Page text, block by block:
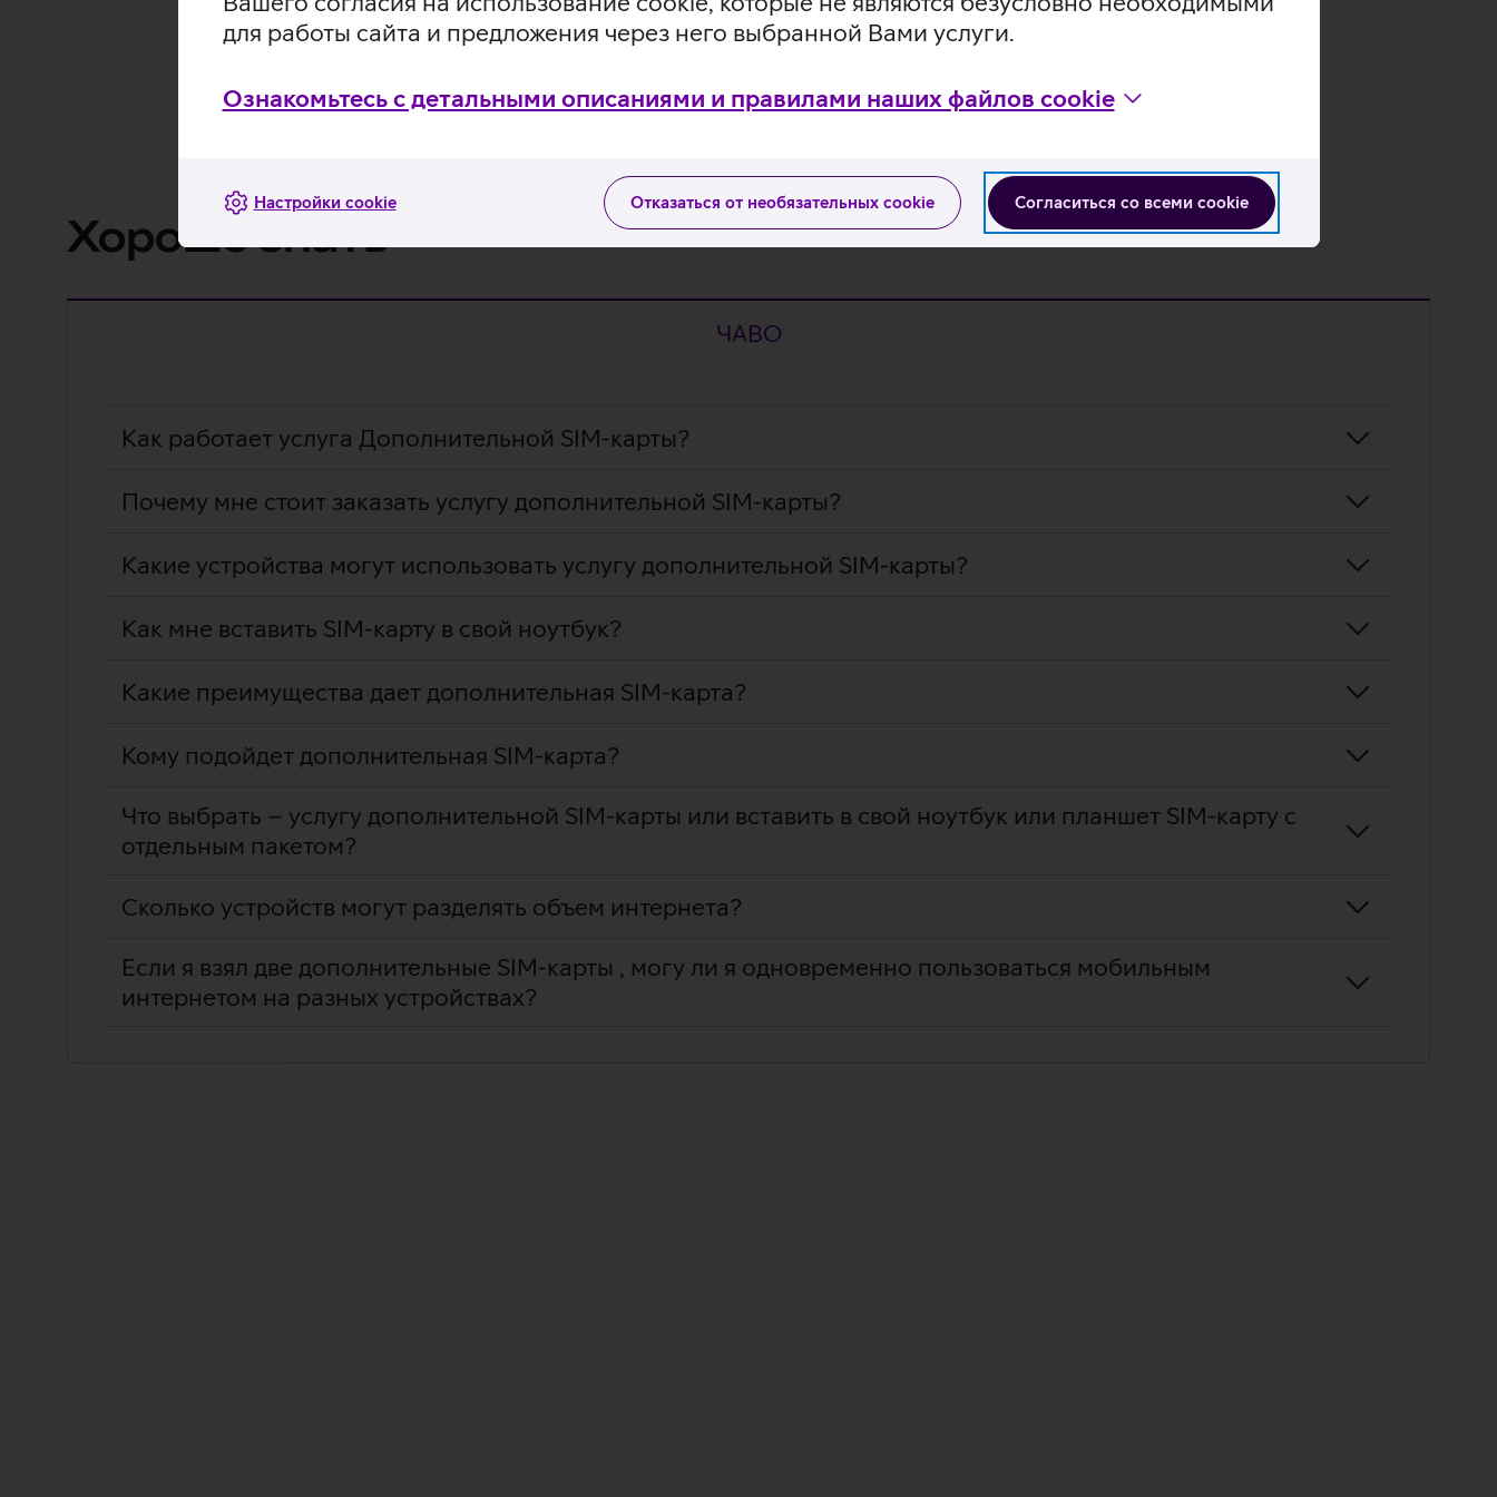
для работы сайта и предложения через него выбранной Вами услуги.
Ознакомьтесь с детальными описаниями и правилами наших файлов cookie
Согласиться со всеми cookie
Отказаться от необязательных cookie
Настройки cookie
Хорошо знать
ЧАВО
ЧАВО
Как работает услуга Дополнительной SIM-карты?
Почему мне стоит заказать услугу дополнительной SIM-карты?
Какие устройства могут использовать услугу дополнительной SIM-карты?
Как мне вставить SIM-карту в свой ноутбук?
Какие преимущества дает дополнительная SIM-карта?
Кому подойдет дополнительная SIM-карта?
Что выбрать – услугу дополнительной SIM-карты или вставить в свой ноутбук или планшет SIM-карту с
отдельным пакетом?
Сколько устройств могут разделять объем интернета?
Если я взял две дополнительные SIM-карты , могу ли я одновременно пользоваться мобильным
интернетом на разных устройствах?